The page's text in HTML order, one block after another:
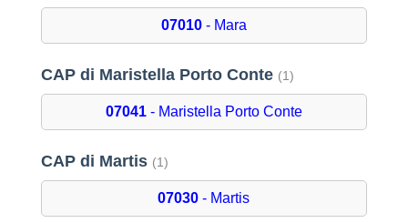
07010- Mara
CAP di Maristella Porto Conte (1)
07041- Maristella Porto Conte
CAP di Martis (1)
07030 - Martis